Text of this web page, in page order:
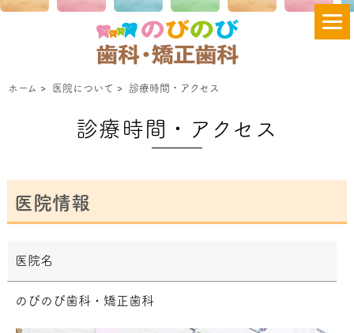
ホーム > 医院について > 診療時間・アクセス
診療時間・アクセス
医院情報
医院名
のびのび歯科・矯正歯科